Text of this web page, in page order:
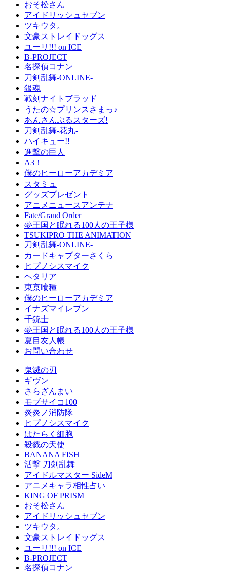
おそ松さん
アイドリッシュセブン
ツキウタ。
文豪ストレイドッグス
ユーリ!!! on ICE
B-PROJECT
名探偵コナン
刀剣乱舞-ONLINE-
銀魂
戦刻ナイトブラッド
うたの☆プリンスさまっ♪
あんさんぶるスターズ!
刀剣乱舞-花丸-
ハイキュー!!
進撃の巨人
A3！
僕のヒーローアカデミア
スタミュ
グッズプレゼント
アニメニュースアンテナ
Fate/Grand Order
夢王国と眠れる100人の王子様
TSUKIPRO THE ANIMATION
刀剣乱舞-ONLINE-
カードキャプターさくら
ヒプノシスマイク
ヘタリア
東京喰種
僕のヒーローアカデミア
イナズマイレブン
千銃士
夢王国と眠れる100人の王子様
夏目友人帳
お問い合わせ
鬼滅の刃
ギヴン
さらざんまい
モブサイコ100
炎炎ノ消防隊
ヒプノシスマイク
はたらく細胞
殺戮の天使
BANANA FISH
活撃 刀剣乱舞
アイドルマスター SideM
アニメキャラ相性占い
KING OF PRISM
おそ松さん
アイドリッシュセブン
ツキウタ。
文豪ストレイドッグス
ユーリ!!! on ICE
B-PROJECT
名探偵コナン